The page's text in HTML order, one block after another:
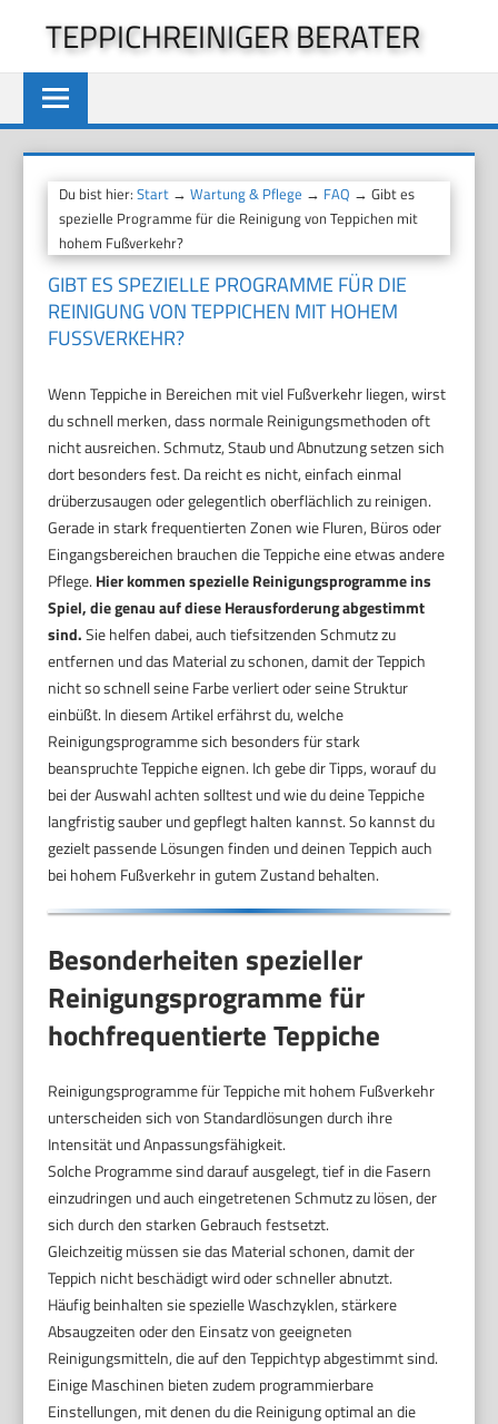
springen
TEPPICHREINIGER BERATER
Du bist hier:Start →Wartung & Pflege → FAQ → Gibt es
spezielle Programme für die Reinigung von Teppichen mit
hohem Fußverkehr?
GIBT ES SPEZIELLE PROGRAMME FÜR DIE
REINIGUNG VON TEPPICHEN MIT HOHEM
FUSSVERKEHR?
Wenn Teppiche in Bereichen mit viel Fußverkehr liegen, wirst
du schnell merken, dass normale Reinigungsmethoden oft
nicht ausreichen. Schmutz, Staub und Abnutzung setzen sich
dort besonders fest. Da reicht es nicht, einfach einmal
drüberzusaugen oder gelegentlich oberflächlich zu reinigen.
Gerade in stark frequentierten Zonen wie Fluren, Büros oder
Eingangsbereichen brauchen die Teppiche eine etwas andere
Pflege. Hier kommen spezielle Reinigungsprogramme ins
Spiel, die genau auf diese Herausforderung abgestimmt
sind.Sie helfen dabei, auch tiefsitzenden Schmutz zu
entfernen und das Material zu schonen, damit der Teppich
nicht so schnell seine Farbe verliert oder seine Struktur
einbüßt. In diesem Artikel erfährst du, welche
Reinigungsprogramme sich besonders für stark
beanspruchte Teppiche eignen. Ich gebe dir Tipps, worauf du
bei der Auswahl achten solltest und wie du deine Teppiche
langfristig sauber und gepflegt halten kannst. So kannst du
gezielt passende Lösungen finden und deinen Teppich auch
bei hohem Fußverkehr in gutem Zustand behalten.
Besonderheiten spezieller
Reinigungsprogramme für
hochfrequentierte Teppiche
Reinigungsprogramme für Teppiche mit hohem Fußverkehr
unterscheiden sich von Standardlösungen durch ihre
Intensität und Anpassungsfähigkeit.
Solche Programme sind darauf ausgelegt, tief in die Fasern
einzudringen und auch eingetretenen Schmutz zu lösen, der
sich durch den starken Gebrauch festsetzt.
Gleichzeitig müssen sie das Material schonen, damit der
Teppich nicht beschädigt wird oder schneller abnutzt.
Häufig beinhalten sie spezielle Waschzyklen, stärkere
Absaugzeiten oder den Einsatz von geeigneten
Reinigungsmitteln, die auf den Teppichtyp abgestimmt sind.
Einige Maschinen bieten zudem programmierbare
Einstellungen, mit denen du die Reinigung optimal an die